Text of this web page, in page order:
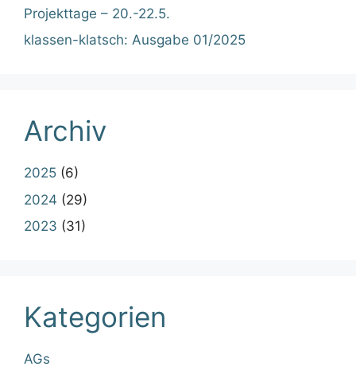
Projekttage – 20.-22.5.
klassen-klatsch: Ausgabe 01/2025
Archiv
2025 (6)
2024 (29)
2023 (31)
Kategorien
AGs